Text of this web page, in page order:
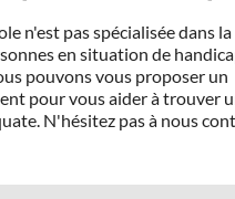
n'est pas spécialisée dans la
en situation de
pouvons vous proposer un
pour vous aider à trouver
N'hésitez pas à nous